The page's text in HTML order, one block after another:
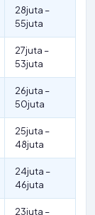
28juta –
55juta
27juta –
53juta
26juta –
50juta
25juta –
48juta
24juta –
46juta
23juta –